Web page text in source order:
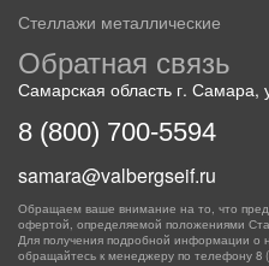
Стеллажи металлические
Обратная связь
Самарская область г. Самара,
8 (800) 700-5594
samara@valbergseif.ru
Обращаем ваше внимание на то, что
офертой, определяемой положениями
Для получения подробной информации о
обращайтесь к менеджеру по телефону 8